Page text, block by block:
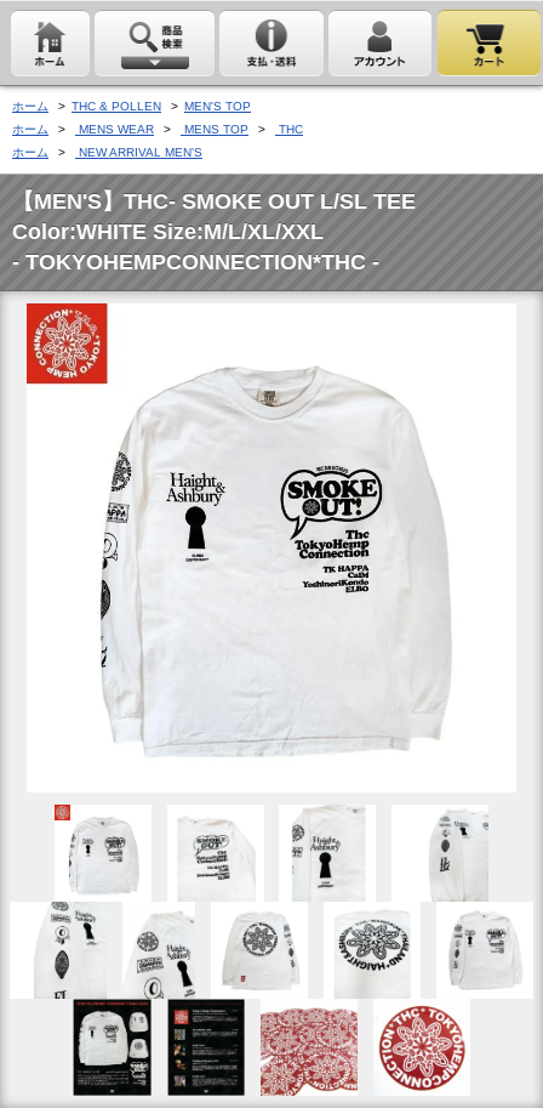
ホーム > THC & POLLEN > MEN'S TOP
ホーム
> MENS WEAR > MENS TOP >
THC
ホーム
> NEW ARRIVAL MEN'S
【MEN'S】THC- SMOKE OUT L/SL TEE
Color:WHITE Size:M/L/XL/XXL
- TOKYOHEMPCONNECTION*THC -